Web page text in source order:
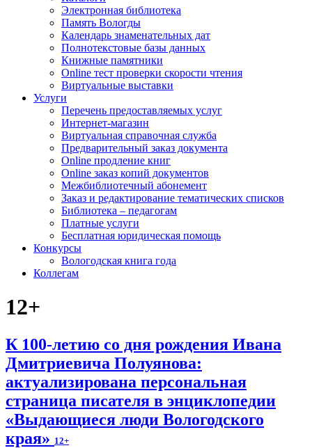
Электронная библиотека
Память Вологды
Календарь знаменательных дат
Полнотекстовые базы данных
Книжные памятники
Online тест проверки скорости чтения
Виртуальные выставки
Услуги
Перечень предоставляемых услуг
Интернет-магазин
Виртуальная справочная служба
Предварительный заказ документа
Online продление книг
Online заказ копий документов
Межбиблиотечный абонемент
Заказ и редактирование тематических списков
Библиотека – педагогам
Платные услуги
Бесплатная юридическая помощь
Конкурсы
Вологодская книга года
Коллегам
12+
К 100-летию со дня рождения Ивана
Дмитриевича Полуянова:
актуализирована персональная
страница писателя в энциклопедии
«Выдающиеся люди Вологодского
края» 12+